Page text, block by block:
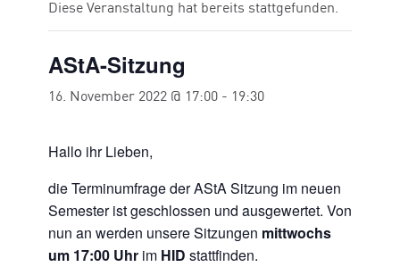
Diese Veranstaltung hat bereits stattgefunden.
AStA-Sitzung
16. November 2022 @ 17:00 - 19:30
Hallo ihr Lieben,
die Terminumfrage der AStA Sitzung im neuen
Semester ist geschlossen und ausgewertet. Von
nun an werden unsere Sitzungen mittwochs
um 17:00 Uhr im HID stattfinden.